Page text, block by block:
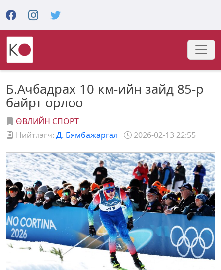
Б.Ачбадрах 10 км-ийн зайд 85-р
байрт орлоо
ӨВЛИЙН СПОРТ
Нийтлэгч: Д. Бямбажаргал 2026-02-13 22:55